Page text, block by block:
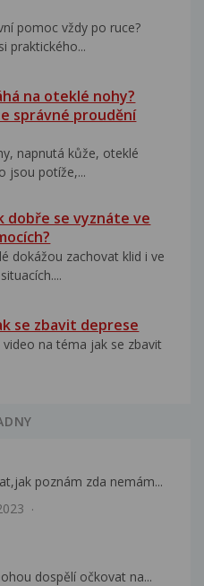
pomoc vždy po ruce?
praktického...
na oteklé nohy?
správné proudění
napnutá kůže, oteklé
jsou potíže,...
dobře se vyznáte ve
dokážou zachovat klid i ve
se zbavit deprese
video na téma jak se zbavit
poznám zda nemám...
dospělí očkovat na...